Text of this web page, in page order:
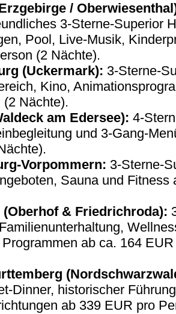
/
3-Sterne-Superior
Pool, Live-Musik,
(2 Nächte).
(Uckermark): 3-Sterne-
Kino,
(2 Nächte).
am Edersee): 4-
und 3-Gang-
Vorpommern: 3-Sterne-
Sauna und Fitness
& Friedrichroda):
ab ca. 164
Dinner, historischer
ab 339 EUR pro